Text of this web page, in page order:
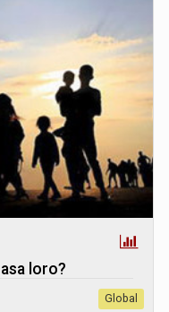
loro?
Global